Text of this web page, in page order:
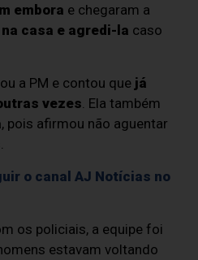
embora e chegaram a
casa e agredi-la caso
a PM e contou que já
vezes . Ela também
, pois afirmou não aguentar
o canal AJ Notícias no
os policiais, a equipe foi
estavam voltando